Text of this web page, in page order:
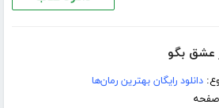
عشق بگو
دانلود رایگان بهترین رمان‌ها